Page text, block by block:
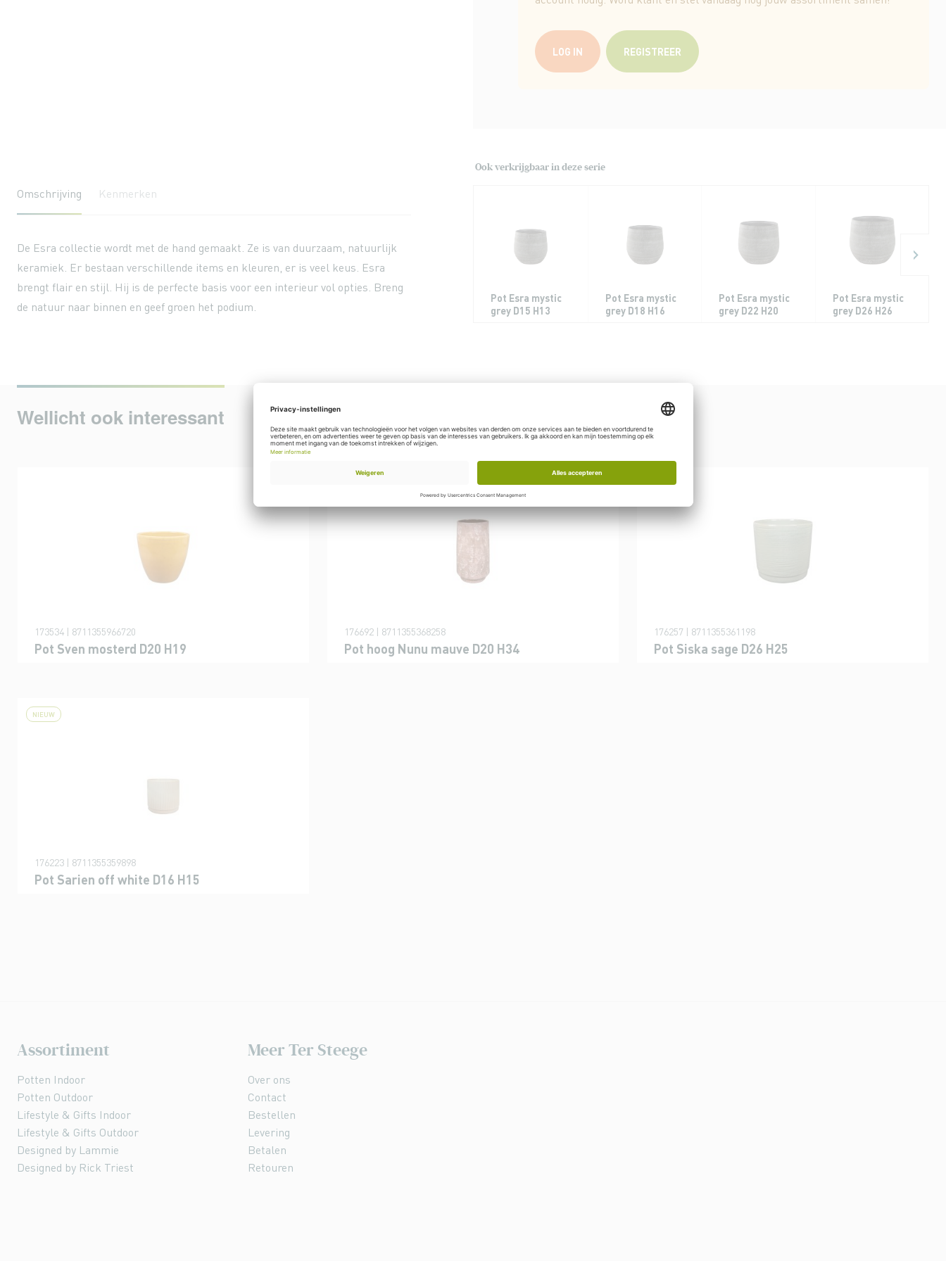
LOG IN REGISTREER
Omschrijving
De Esra collectie wordt met de hand gemaakt. Ze is van duurzaam, natuurlijk
keramiek. Er bestaan verschillende items en kleuren, er is veel keus. Esra
brengt flair en stijl. Hij is de perfecte basis voor een interieur vol opties. Breng
de natuur naar binnen en geef groen het podium.
Kenmerken
Ook verkrijgbaar in deze serie
Pot Esra mystic
grey D15 H13
Pot Esra mystic
grey D18 H16
Pot Esra mystic
grey D22 H20
Pot Esra mystic
grey D26 H26
Wellicht ook interessant
173534 | 8711355966720
Pot Sven mosterd D20 H19
176692 | 8711355368258
Pot hoog Nunu mauve D20 H34
NIEUW
176257 | 8711355361198
Pot Siska sage D26 H25
NIEUW
176223 | 8711355359898
Pot Sarien off white D16 H15
Assortiment
Potten Indoor
Potten Outdoor
Lifestyle & Gifts Indoor
Lifestyle & Gifts Outdoor
Designed by Lammie
Designed by Rick Triest
Meer Ter Steege
Over ons
Contact
Bestellen
Levering
Betalen
Retouren